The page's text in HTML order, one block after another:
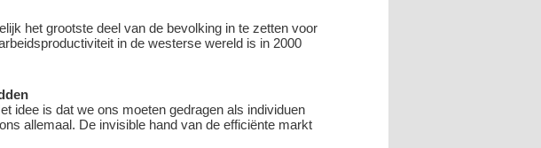
het grootste deel van de bevolking in te zetten voor
in de westerse wereld is in 2000
idee is dat we ons moeten gedragen als individuen
allemaal. De invisible hand van de efficiënte markt